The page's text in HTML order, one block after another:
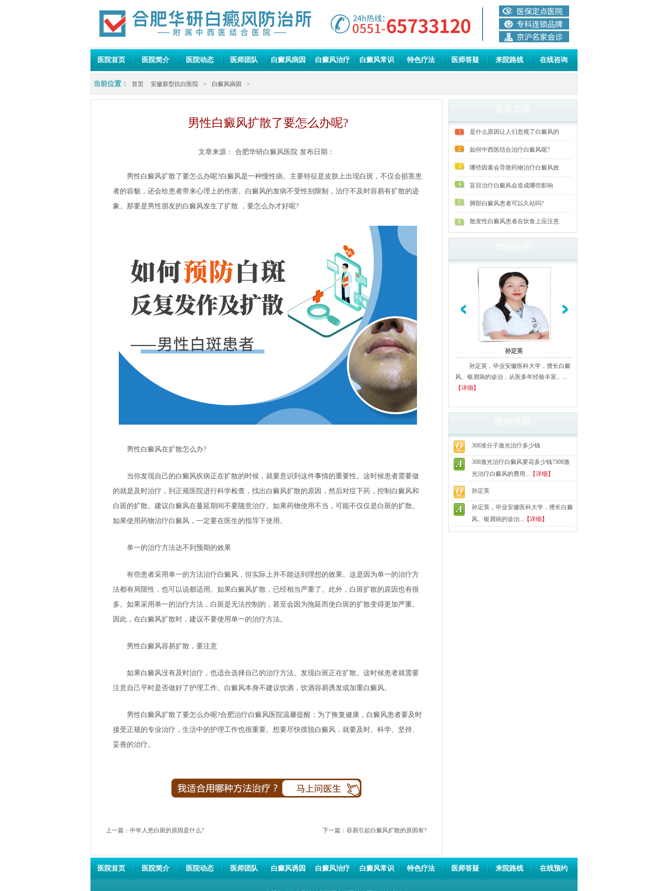
医院首页 医院简介 医院动态 医师团队 白癜风病因 白癜风治疗 白癜风常识 特色疗法 医师答疑 来院路线 在线咨询
当前位置： 首页 安徽新型抗白医院 > 白癜风病因 >
男性白癜风扩散了要怎么办呢?
文章来源： 合肥华研白癜风医院 发布日期：
男性白癜风扩散了要怎么办呢?白癜风是一种慢性病。主要特征是皮肤上出现白斑，不仅会损害患
者的容貌，还会给患者带来心理上的伤害。白癜风的发病不受性别限制，治疗不及时容易有扩散的迹
象。那要是男性朋友的白癜风发生了扩散 ，要怎么办才好呢?
男性白癜风在扩散怎么办?
当你发现自己的白癜风疾病正在扩散的时候，就要意识到这件事情的重要性。这时候患者需要做
的就是及时治疗，到正规医院进行科学检查，找出白癜风扩散的原因，然后对症下药，控制白癜风和
白斑的扩散。建议白癜风在蔓延期间不要随意治疗。如果药物使用不当，可能不仅仅是白斑的扩散。
如果使用药物治疗白癜风，一定要在医生的指导下使用。
单一的治疗方法达不到预期的效果
有些患者采用单一的方法治疗白癜风，但实际上并不能达到理想的效果。这是因为单一的治疗方
法都有局限性，也可以说都适用。如果白癜风扩散，已经相当严重了。此外，白斑扩散的原因也有很
多。如果采用单一的治疗方法，白斑是无法控制的，甚至会因为拖延而使白斑的扩散变得更加严重。
因此，在白癜风扩散时，建议不要使用单一的治疗方法。
男性白癜风容易扩散，要注意
如果白癜风没有及时治疗，也适合选择自己的治疗方法。发现白斑正在扩散。这时候患者就需要
注意自己平时是否做好了护理工作。白癜风本身不建议饮酒，饮酒容易诱发或加重白癜风。
男性白癜风扩散了要怎么办呢?合肥治疗白癜风医院温馨提醒：为了恢复健康，白癜风患者要及时
接受正规的专业治疗，生活中的护理工作也很重要。想要尽快摆脱白癜风，就要及时、科学、坚持、
妥善的治疗。
上一篇： 中年人患白斑的原因是什么? 下一篇： 容易引起白癜风扩散的原因有?
是什么原因让人们忽视了白癜风的
如何中西医结合治疗白癜风呢?
哪些因素会导致药物治疗白癜风效
盲目治疗白癜风会造成哪些影响
脚部白癜风患者可以久站吗?
散发性白癜风患者在饮食上应注意
孙定英
孙定英，毕业安徽医科大学，擅长白癜
风、银屑病的诊治，从医多年经验丰富。...
【详细】
308准分子激光治疗多少钱
308激光治疗白癜风要花多少钱?308激
光治疗白癜风的费用... 【详细】
孙定英
孙定英，毕业安徽医科大学，擅长白癜
风、银屑病的诊治... 【详细】
医院首页 医院简介 医院动态 医师团队 白癜风诱因 白癜风治疗 白癜风常识 特色疗法 医师答疑 来院路线 在线预约